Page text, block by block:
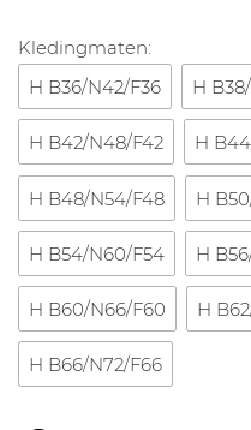
Kledingmaten:
H B36/N42/F36
H
H B42/N48/F42 H
H B48/N54/F48 H
H B54/N60/F54 H
H B60/N66/F60 H
H B66/N72/F66